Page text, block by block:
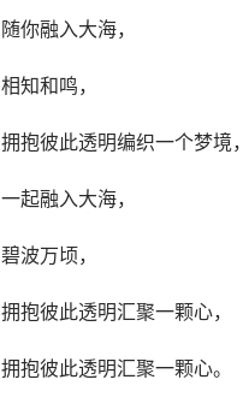
随你融入大海，
相知和鸣，
拥抱彼此透明编织一个梦境，
一起融入大海，
碧波万顷，
拥抱彼此透明汇聚一颗心，
拥抱彼此透明汇聚一颗心。